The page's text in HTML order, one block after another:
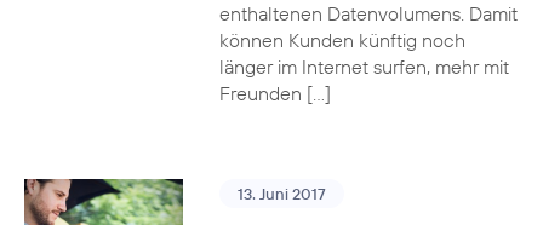
enthaltenen Datenvolumens. Damit
können Kunden künftig noch
länger im Internet surfen, mehr mit
Freunden […]
13. Juni 2017